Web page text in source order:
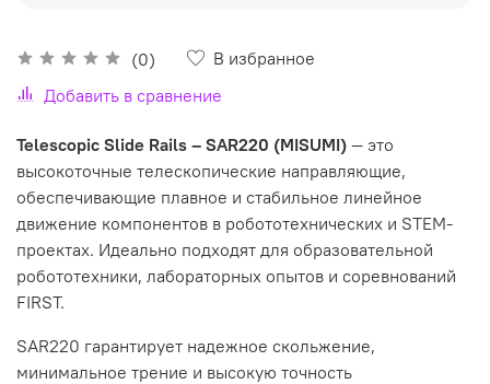
(0)
В избранное
Добавить в сравнение
Telescopic Slide Rails – SAR220 (MISUMI) — это
высокоточные телескопические направляющие,
обеспечивающие плавное и стабильное линейное
движение компонентов в робототехнических и STEM-
проектах. Идеально подходят для образовательной
робототехники, лабораторных опытов и соревнований
FIRST.
SAR220 гарантирует надежное скольжение,
минимальное трение и высокую точность